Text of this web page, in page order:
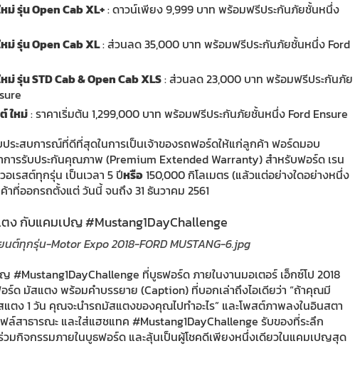
ม่ รุ่น Open Cab XL+: ดาวน์เพียง 9,999 บาท พร้อมฟรีประกันภัยชั้นหนึ่ง
ม่ รุ่น Open Cab XL: ส่วนลด 35,000 บาท พร้อมฟรีประกันภัยชั้นหนึ่ง Ford
ม่ รุ่น STD Cab & Open Cab XLS: ส่วนลด 23,000 บาท พร้อมฟรีประกันภัย
ใหม่: ราคาเริ่มต้น 1,299,000 บาท พร้อมฟรีประกันภัยชั้นหนึ่ง Ford Ensure
ระสบการณ์ที่ดีที่สุดในการเป็นเจ้าของรถฟอร์ดให้แก่ลูกค้า ฟอร์ดมอบ
การรับประกันคุณภาพ (Premium Extended Warranty) สำหรับฟอร์ด เรน
อเรสต์ทุกรุ่น เป็นเวลา 5 ปีหรือ150,000 กิโลเมตร (แล้วแต่อย่างใดอย่างหนึ่ง
ที่ออกรถตั้งแต่ วันนี้ จนถึง 31 ธันวาคม 2561
ง กับแคมเปญ #Mustang1DayChallenge
#Mustang1DayChallenge ที่บูธฟอร์ด ภายในงานมอเตอร์ เอ็กซ์โป 2018
ด มัสแตง พร้อมคำบรรยาย (Caption) ที่บอกเล่าถึงไอเดียว่า “ถ้าคุณมี
ตง 1 วัน คุณจะนำรถมัสแตงของคุณไปทำอะไร” และโพสต์ภาพลงในอินสตา
ล์สาธารณะ และใส่แฮชแทค #Mustang1DayChallenge รับของที่ระลึก
วมกิจกรรมภายในบูธฟอร์ด และลุ้นเป็นผู้โชคดีเพียงหนึ่งเดียวในแคมเปญสุด